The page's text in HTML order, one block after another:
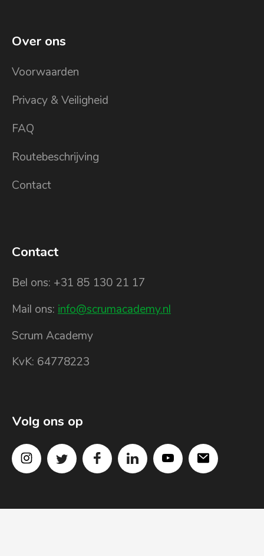
Over ons
Voorwaarden
Privacy & Veiligheid
FAQ
Routebeschrijving
Contact
Contact
Bel ons: +31 85 130 21 17
Mail ons: info@scrumacademy.nl
Scrum Academy
KvK: 64778223
Volg ons op